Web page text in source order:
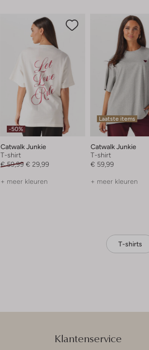
-50%
Catwalk Junkie
T-shirt
€ 59,99 € 29,99
+ meer kleuren
Laatste items
Catwalk Junkie
T-shirt
€ 59,99
+ meer kleuren
T-shirts
Klantenservice